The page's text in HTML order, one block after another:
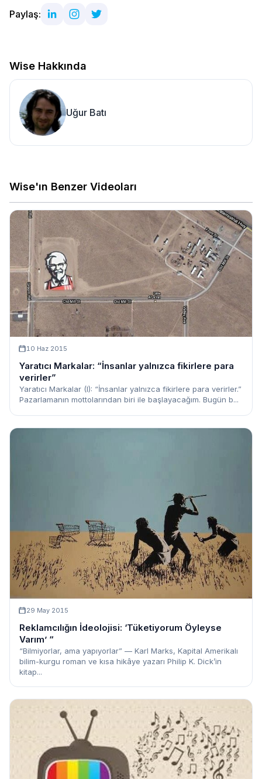
Paylaş:
Wise Hakkında
Uğur Batı
Wise'ın Benzer Videoları
10 Haz 2015
Yaratıcı Markalar: “İnsanlar yalnızca fikirlere para
verirler”
Yaratıcı Markalar (I): “İnsanlar yalnızca fikirlere para verirler.”
Pazarlamanın mottolarından biri ile başlayacağım. Bugün b...
29 May 2015
Reklamcılığın İdeolojisi: ‘Tüketiyorum Öyleyse
Varım’ “
“Bilmiyorlar, ama yapıyorlar” — Karl Marks, Kapital Amerikalı
bilim-kurgu roman ve kısa hikâye yazarı Philip K. Dick’in
kitap...